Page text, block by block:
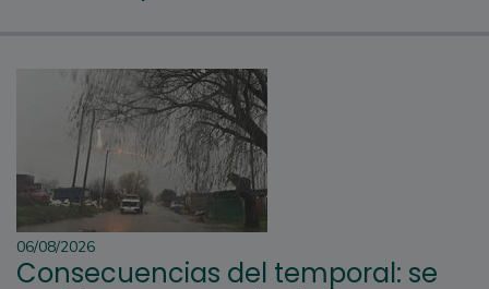
06/08/2026
Consecuencias del temporal: se